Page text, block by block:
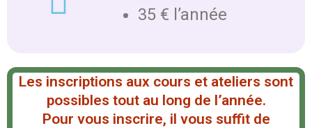
35 € l’année
Les inscriptions aux cours et ateliers sont
possibles tout au long de l’année.
Pour vous inscrire, il vous suffit de